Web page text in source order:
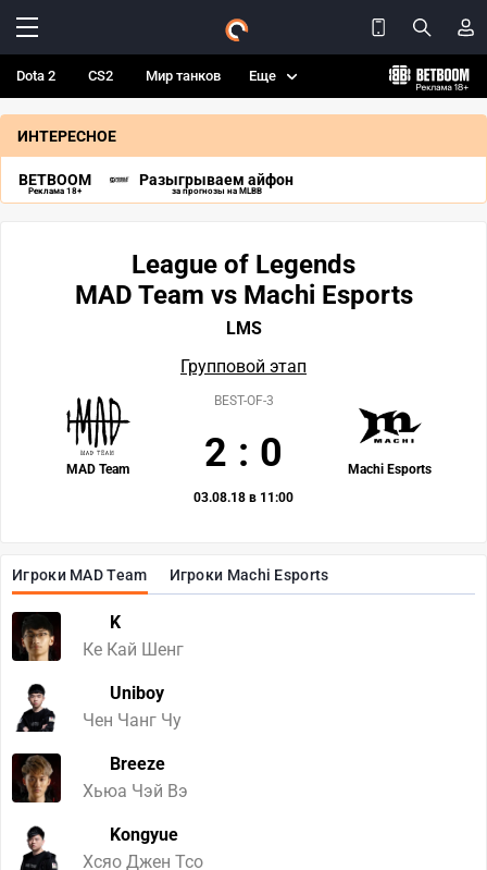
Dota 2 CS2 Мир танков Еще
ИНТЕРЕСНОЕ
BETBOOM
Реклама 18+
Разыгрываем айфон
за прогнозы на MLBB
Игроки MAD Team Игроки Machi Esports
K
Ке Кай Шенг
Uniboy
Чен Чанг Чу
Breeze
Хьюа Чэй Вэ
Kongyue
Хсяо Джен Тсо
League of Legends
MAD Team vs Machi Esports
LMS
Групповой этап
MAD Team Machi Esports
BEST-OF-3
2 : 0
03.08.18 в 11:00